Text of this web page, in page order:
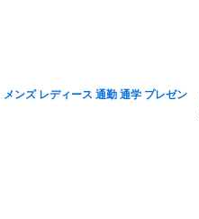
ンズ レディース 通勤 通学 プレゼン